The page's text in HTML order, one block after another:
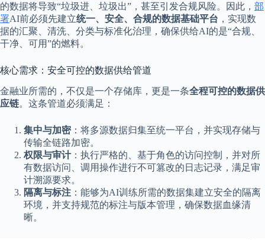
的数据将导致“垃圾进、垃圾出”，甚至引发合规风险。因此， 部
署AI前必须先建立统一、安全、合规的数据基础平台 ，实现数
据的汇聚、清洗、分类与标准化治理，确保供给AI的是“合规、
干净、可用”的燃料。
核心需求：安全可控的数据供给管道
金融业所需的，不仅是一个存储库，更是一条全程可控的数据供
应链。这条管道必须满足：
集中与加密：将多源数据归集至统一平台，并实现存储与
传输全链路加密。
权限与审计：执行严格的、基于角色的访问控制，并对所
有数据访问、调用操作进行不可篡改的日志记录，满足审
计溯源要求。
隔离与标注 ：能够为AI训练所需的数据集建立安全的隔离
环境，并支持规范的标注与版本管理，确保数据血缘清
晰。